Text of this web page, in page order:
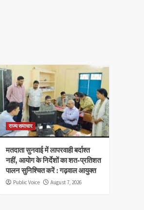
राज्य समाचार
मतदाता सुनवाई में लापरवाही बर्दाश्त
नहीं, आयोग के निर्देशों का शत-प्रतिशत
पालन सुनिश्चित करें : गढ़वाल आयुक्त
Public Voice August 7, 2026